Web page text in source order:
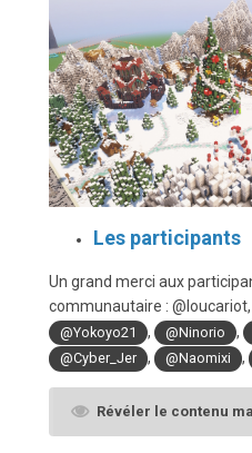
Les participants
Un grand merci aux
communautaire : @loucariot,
@Yokoyo21 , @Ninorio ,
@Cyber_Jer , @Naomixi ,
Révéler le contenu